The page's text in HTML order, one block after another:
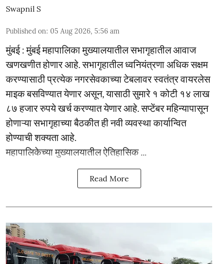
Swapnil S
Published on: 05 Aug 2026, 5:56 am
मुंबई : मुंबई महापालिका मुख्यालयातील सभागृहातील आवाज
खणखणीत होणार आहे. सभागृहातील ध्वनियंत्रणा अधिक सक्षम
करण्यासाठी प्रत्येक नगरसेवकाच्या टेबलावर स्वतंत्र वायरलेस
माइक बसविण्यात येणार असून, यासाठी सुमारे १ कोटी १४ लाख
८७ हजार रुपये खर्च करण्यात येणार आहे. सप्टेंबर महिन्यापासून
होणाऱ्या सभागृहाच्या बैठकीत ही नवी व्यवस्था कार्यान्वित
होण्याची शक्यता आहे.
महापालिकेच्या मुख्यालयातील ऐतिहासिक ...
Read More